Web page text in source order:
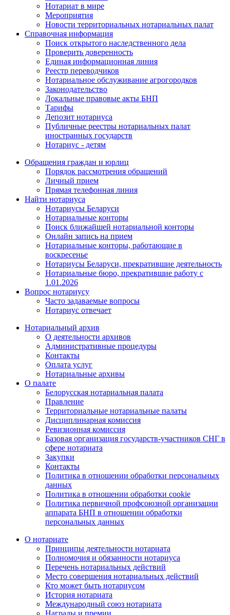
Нотариат в мире
Мероприятия
Новости территориальных нотариальных палат
Справочная информация
Поиск открытого наследственного дела
Проверить доверенность
Единая информационная линия
Реестр переводчиков
Нотариальное обслуживание агрогородков
Законодательство
Локальные правовые акты БНП
Тарифы
Депозит нотариуса
Публичные реестры нотариальных палат
иностранных государств
Нотариус - детям
Обращения граждан и юрлиц
Порядок рассмотрения обращений
Личный прием
Прямая телефонная линия
Найти нотариуса
Нотариусы Беларуси
Нотариальные конторы
Поиск ближайшей нотариальной конторы
Онлайн запись на прием
Нотариальные конторы, работающие в
воскресенье
Нотариусы Беларуси, прекратившие деятельность
Нотариальные бюро, прекратившие работу с
1.01.2026
Вопрос нотариусу
Часто задаваемые вопросы
Нотариус отвечает
Нотариальный архив
О деятельности архивов
Административные процедуры
Контакты
Оплата услуг
Нотариальные архивы
О палате
Белорусская нотариальная палата
Правление
Территориальные нотариальные палаты
Дисциплинарная комиссия
Ревизионная комиссия
Базовая организация государств-участников СНГ в
сфере нотариата
Закупки
Контакты
Политика в отношении обработки персональных
данных
Политика в отношении обработки cookie
Политика первичной профсоюзной организации
аппарата БНП в отношении обработки
персональных данных
О нотариате
Принципы деятельности нотариата
Полномочия и обязанности нотариуса
Перечень нотариальных действий
Место совершения нотариальных действий
Кто может быть нотариусом
История нотариата
Международный союз нотариата